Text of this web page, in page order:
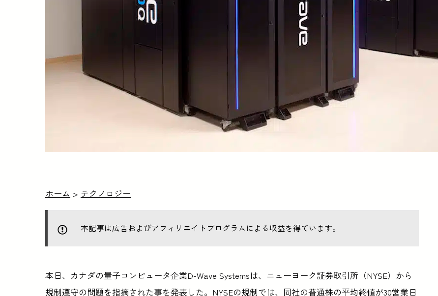
ホーム > テクノロジー
本記事は広告およびアフィリエイトプログラムによる収益を得ています。
本日、カナダの量子コンピュータ企業D-Wave Systemsは、ニューヨーク証券取引所（NYSE）から
規制遵守の問題を指摘された事を発表した。NYSEの規制では、同社の普通株の平均終値が30営業日